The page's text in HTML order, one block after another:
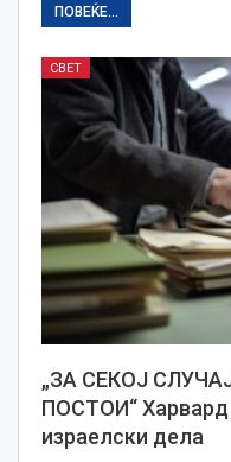
ПОВЕЌЕ...
СВЕТ
„ЗА СЕКОЈ
ПОСТОИ“ Харвард
израелски дела